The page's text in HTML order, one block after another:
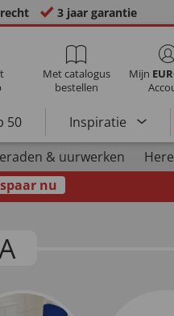
3 jaar garantie
Met catalogus
bestellen
Mijn
50 Inspiratie
& uurwerken
nu